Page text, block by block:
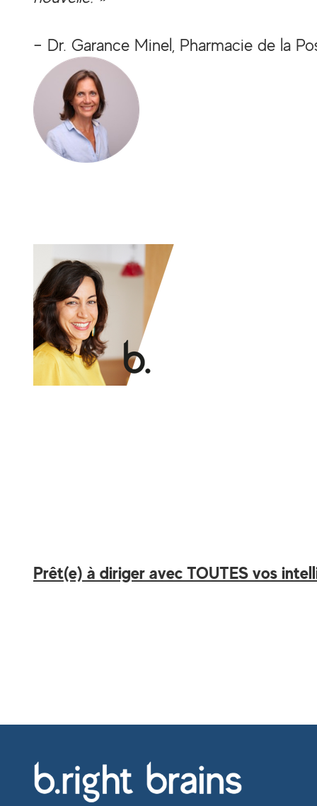
– Dr. Garance Minel, Pharmacie de la
Prêt(e) à diriger avec TOUTES vos